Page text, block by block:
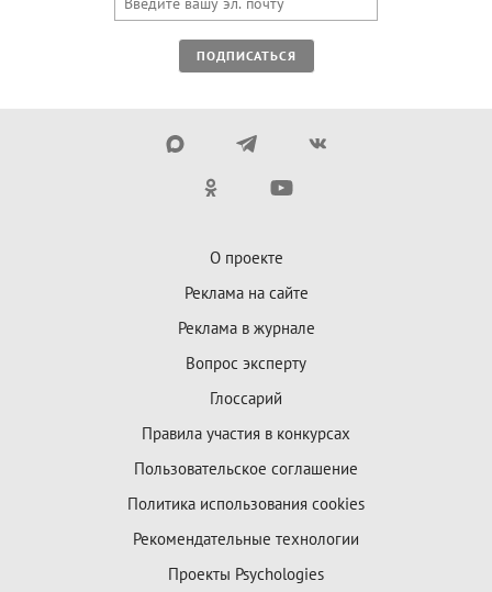
ПОДПИСАТЬСЯ
О проекте
Реклама на сайте
Реклама в журнале
Вопрос эксперту
Глоссарий
Правила участия в конкурсах
Пользовательское соглашение
Политика использования cookies
Рекомендательные технологии
Проекты Psychologies